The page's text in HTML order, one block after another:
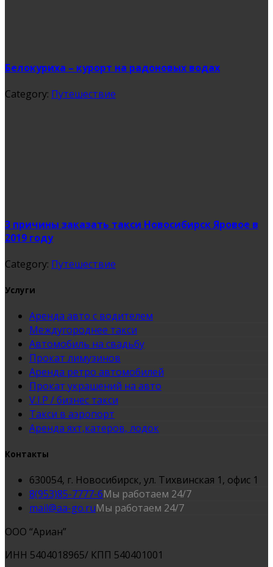
Белокуриха – курорт на радоновых водах
Category: Путешествие
3 причины заказать такси Новосибирск Яровое в
2019 году
Category: Путешествие
Услуги
Аренда авто с водителем
Междугороднее такси
Автомобиль на свадьбу
Прокат лимузинов
Аренда ретро автомобилей
Прокат украшений на авто
V.I.P / бизнес такси
Такси в аэропорт
Аренда яхт,катеров, лодок
Контакты
630054, г. Новосибирск, ул. Тихвинская 1, офис 1
8(953)85-7777-6Мы работаем 24/7
mail@aa-go.ruМы работаем 24/7
ООО “Ариан”
ИНН 5404018965/ КПП 540401001